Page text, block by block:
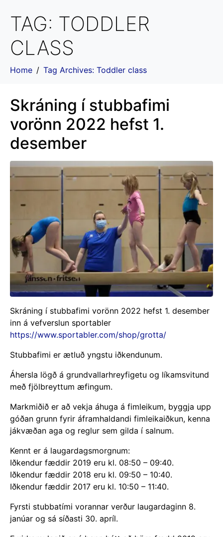
TAG: TODDLER
CLASS
Home Tag Archives: Toddler class
Skráning í stubbafimi
vorönn 2022 hefst 1.
desember
Skráning í stubbafimi vorönn 2022 hefst 1. desember
inn á vefverslun sportabler
https://www.sportabler.com/shop/grotta/
Stubbafimi er ætluð yngstu iðkendunum.
Áhersla lögð á grundvallarhreyfigetu og líkamsvitund
með fjölbreyttum æfingum.
Markmiðið er að vekja áhuga á fimleikum, byggja upp
góðan grunn fyrir áframhaldandi fimleikaiðkun, kenna
jákvæðan aga og reglur sem gilda í salnum.
Kennt er á laugardagsmorgnum:
Iðkendur fæddir 2019 eru kl. 08:50 – 09:40.
Iðkendur fæddir 2018 eru kl. 09:50 – 10:40.
Iðkendur fæddir 2017 eru kl. 10:50 – 11:40.
Fyrsti stubbatími vorannar verður laugardaginn 8.
janúar og sá síðasti 30. apríl.